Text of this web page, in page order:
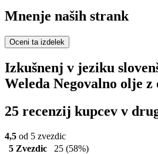
Mnenje naših strank
Oceni ta izdelek
Izkušnenj v jeziku
Weleda Negovalno olje z
25 recenzij kupcev v
4,5 od 5 zvezdic
5 Zvezdic
25 (58%)